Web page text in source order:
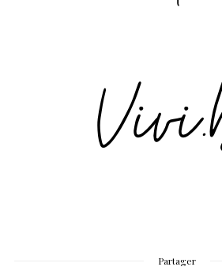
Partager